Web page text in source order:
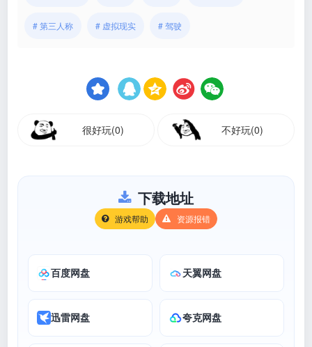
# 第三人称 # 虚拟现实 # 驾驶
很好玩(0) 不好玩(0)
下载地址
游戏帮助 资源报错
百度网盘 天翼网盘
迅雷网盘 夸克网盘